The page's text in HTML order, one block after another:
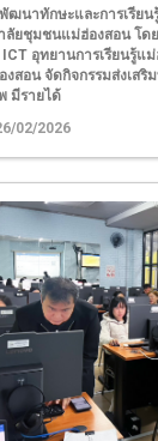
ฒนาทักษะและการเรียน
ลัยชุมชนแม่ฮ่องสอน โด
อุทยานการเรียนรู้แ
งสอน จัดกิจกรรมส่งเสริ
มีรายได้
02/2026